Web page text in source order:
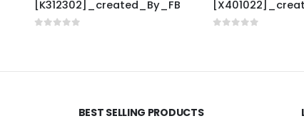
[K312302]_created_By_FB
BEST SELLING PRODUCTS